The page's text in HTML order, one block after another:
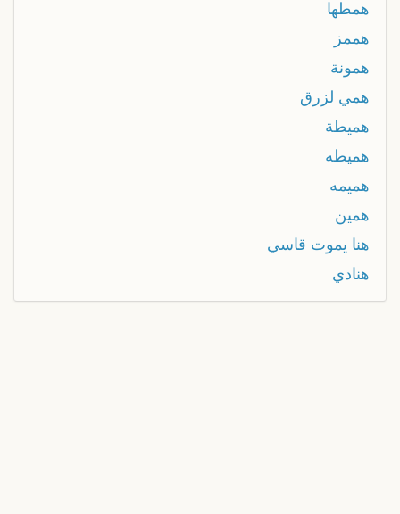
همطها
هممز
همونة
همي لزرق
هميطة
هميطه
هميمه
همين
هنا يموت قاسي
هنادي